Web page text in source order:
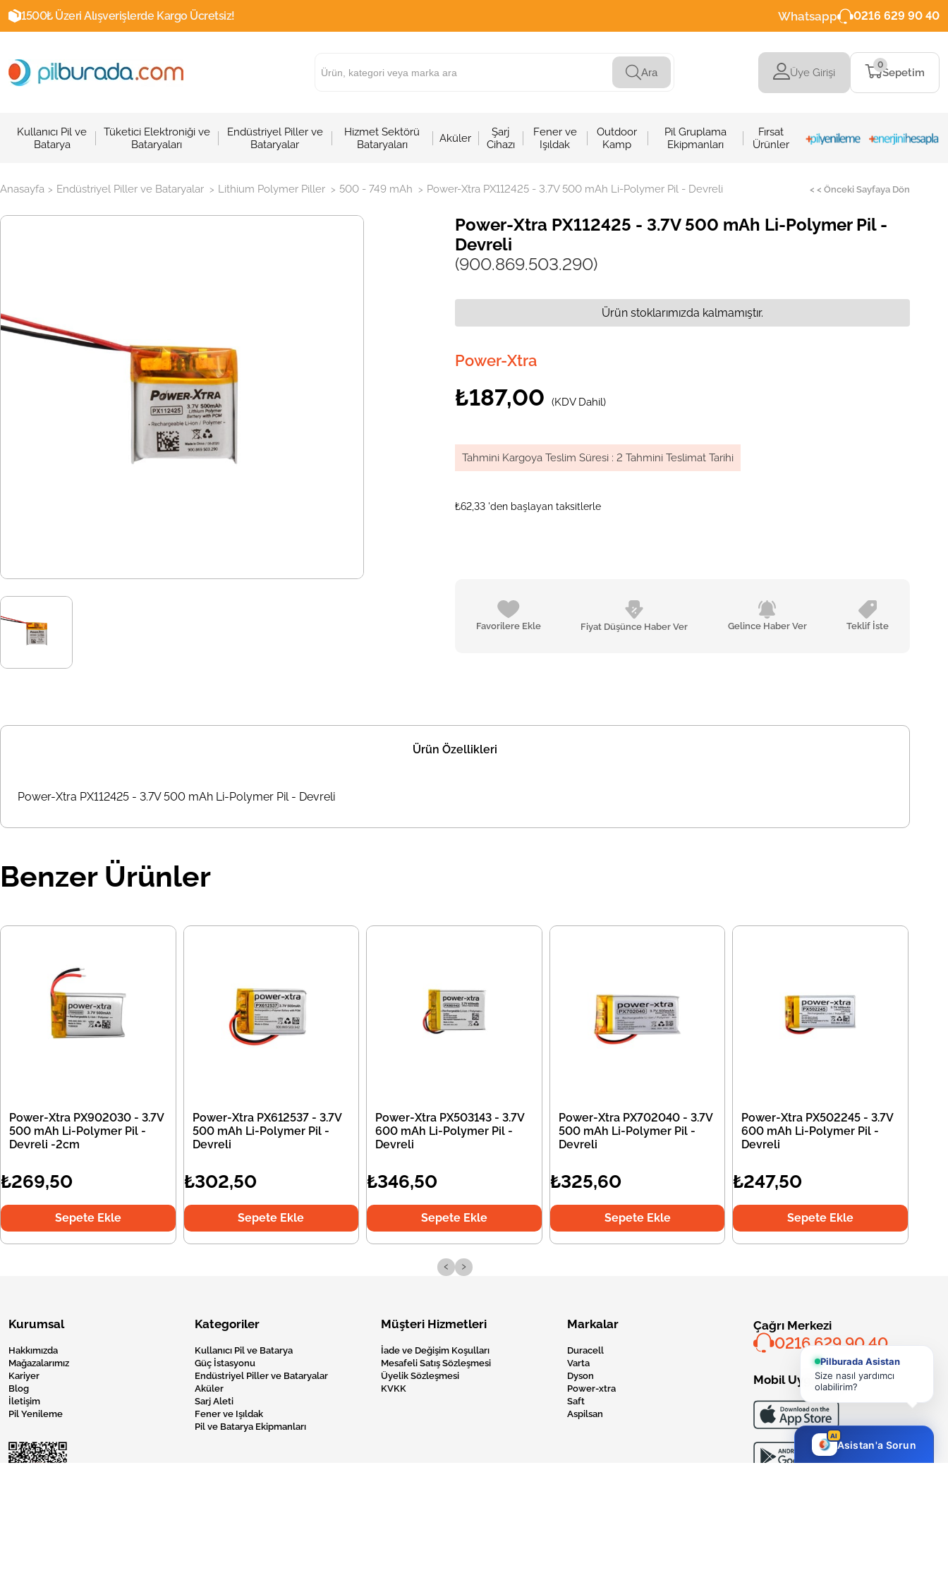
1500₺ Üzeri Alışverişlerde Kargo Ücretsiz! Whatsapp 0216 629 90 40
Ara Üye Girişi Sepetim
0
Kullanıcı Pil ve
Batarya
Tüketici Elektroniği ve
Bataryaları
Endüstriyel Piller ve
Bataryalar
Hizmet Sektörü
Bataryaları
Aküler
Şarj
Cihazı
Fener ve
Işıldak
Outdoor
Kamp
Pil Gruplama
Ekipmanları
Fırsat
Ürünler
Anasayfa > Endüstriyel Piller ve Bataryalar > Lithium Polymer Piller > 500 - 749 mAh > Power-Xtra PX112425 - 3.7V 500 mAh Li-Polymer Pil - Devreli < < Önceki Sayfaya Dön
Power-Xtra PX112425 - 3.7V 500 mAh Li-Polymer Pil -
Devreli
(900.869.503.290)
Power-Xtra
₺187,00 (KDV Dahil)
Tahmini Kargoya Teslim Süresi : 2 Tahmini Teslimat Tarihi
₺62,33 'den başlayan taksitlerle
Favorilere Ekle Fiyat Düşünce Haber Ver Gelince Haber Ver Teklif İste
Ürün stoklarımızda kalmamıştır.
Ürün Özellikleri
Power-Xtra PX112425 - 3.7V 500 mAh Li-Polymer Pil - Devreli
Benzer Ürünler
Power-Xtra PX902030 - 3.7V
500 mAh Li-Polymer Pil -
Devreli -2cm
₺269,50
Sepete Ekle
Power-Xtra PX612537 - 3.7V
500 mAh Li-Polymer Pil -
Devreli
₺302,50
Sepete Ekle
Power-Xtra PX503143 - 3.7V
600 mAh Li-Polymer Pil -
Devreli
₺346,50
Sepete Ekle
Power-Xtra PX702040 - 3.7V
500 mAh Li-Polymer Pil -
Devreli
₺325,60
Sepete Ekle
Power-Xtra PX502245 - 3.7V
600 mAh Li-Polymer Pil -
Devreli
₺247,50
Sepete Ekle
‹ ›
Kurumsal
Hakkımızda
Mağazalarımız
Kariyer
Blog
İletişim
Pil Yenileme
Kategoriler
Kullanıcı Pil ve Batarya
Güç İstasyonu
Endüstriyel Piller ve Bataryalar
Aküler
Sarj Aleti
Fener ve Işıldak
Pil ve Batarya Ekipmanları
Müşteri Hizmetleri
İade ve Değişim Koşulları
Mesafeli Satış Sözleşmesi
Üyelik Sözleşmesi
KVKK
Markalar
Duracell
Varta
Dyson
Power-xtra
Saft
Aspilsan
Çağrı Merkezi
0216 629 90 40
Mobil Uygulama
Pilburada Asistan
Size nasıl yardımcı
olabilirim?
AI
Asistan'a Sorun